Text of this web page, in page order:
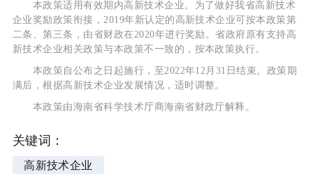
本政策适用有效期内高新技术企业。为了做好我省高新技术
企业奖励政策衔接，2019年新认定的高新技术企业可按本政策第
二条、第三条，由省财政在2020年进行奖励。省政府原有支持高
新技术企业相关政策与本政策不一致的，按本政策执行。
本政策自公布之日起施行，至2022年12月31日结束。政策期
满后，根据高新技术企业发展情况，适时调整。
本政策由海南省科学技术厅商海南省财政厅解释。
关键词：
高新技术企业